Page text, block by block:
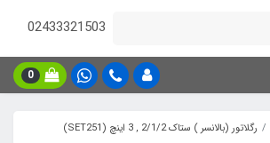
02433321503
0
رگلاتور (بالانسر ) ستاک 2/1/2 , 3 اینچ (SET251)